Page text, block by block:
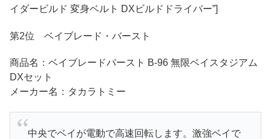
イダービルド 変身ベルト DXビルドドライバー”]
第2位 ベイブレード・バースト
商品名：ベイブレードバースト B-96 無限ベイスタジアム
DXセット
メーカー名：タカラトミー
中央でベイが電動で高速回転します。激強ベイで